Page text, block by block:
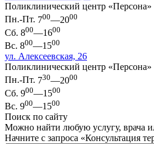
Поликлинический центр «Персона»
Пн.-Пт. 700—2000
Сб. 800—1600
Вс. 800—1500
ул. Алексеевская, 26
Поликлинический центр «Персона»
Пн.-Пт. 730—2000
Сб. 900—1500
Вс. 900—1500
Поиск по сайту
Можно найти любую услугу, врача
Начните с запроса «Консультация